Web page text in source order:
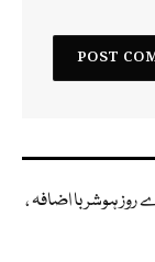
ہوشربا اضافہ ،